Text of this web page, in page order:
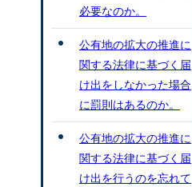
必要なのか。
公有地の拡大の推進に
関する法律に基づく届
け出をしなかった場合
に罰則はあるのか。
公有地の拡大の推進に
関する法律に基づく届
け出を行うのを忘れて